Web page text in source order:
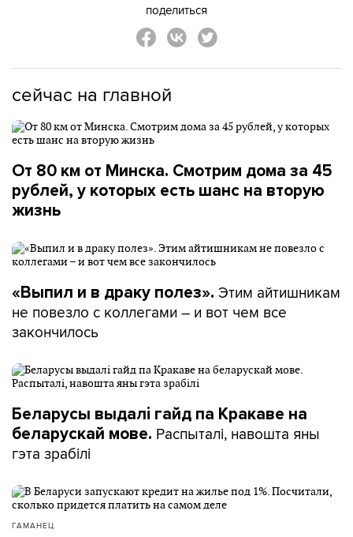
поделиться
сейчас на главной
От 80 км от Минска. Смотрим дома за 45
рублей, у которых есть шанс на вторую
жизнь
«Выпил и в драку полез». Этим айтишникам
не повезло с коллегами – и вот чем все
закончилось
Беларусы выдалі гайд па Кракаве на
беларускай мове. Распыталі, навошта яны
гэта зрабілі
ГАМАНЕЦ